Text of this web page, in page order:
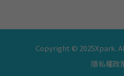
Copyright © 2025Xpark.
隱私權政